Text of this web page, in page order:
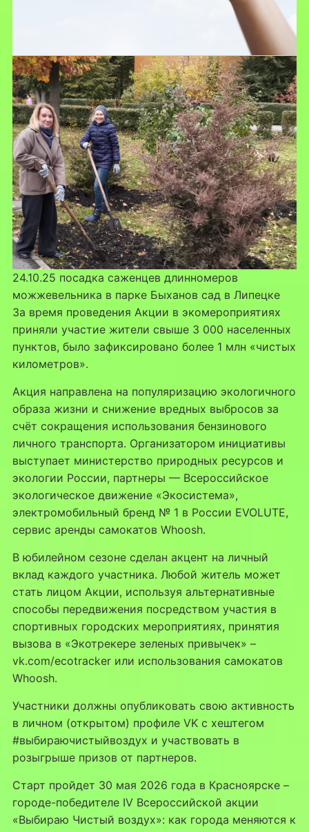
24.10.25 посадка саженцев длинномеров
можжевельника в парке Быханов сад в Липецке
За время проведения Акции в экомероприятиях
приняли участие жители свыше 3 000 населенных
пунктов, было зафиксировано более 1 млн «чистых
километров».
Акция направлена на популяризацию экологичного
образа жизни и снижение вредных выбросов за
счёт сокращения использования бензинового
личного транспорта. Организатором инициативы
выступает министерство природных ресурсов и
экологии России, партнеры — Всероссийское
экологическое движение «Экосистема»,
электромобильный бренд № 1 в России EVOLUTE,
сервис аренды самокатов Whoosh.
В юбилейном сезоне сделан акцент на личный
вклад каждого участника. Любой житель может
стать лицом Акции, используя альтернативные
способы передвижения посредством участия в
спортивных городских мероприятиях, принятия
вызова в «Экотрекере зеленых привычек» –
vk.com/ecotracker или использования самокатов
Whoosh.
Участники должны опубликовать свою активность
в личном (открытом) профиле VK с хештегом
#выбираючистыйвоздух и участвовать в
розыгрыше призов от партнеров.
Старт пройдет 30 мая 2026 года в Красноярске –
городе-победителе IV Всероссийской акции
«Выбираю Чистый воздух»: как города меняются к